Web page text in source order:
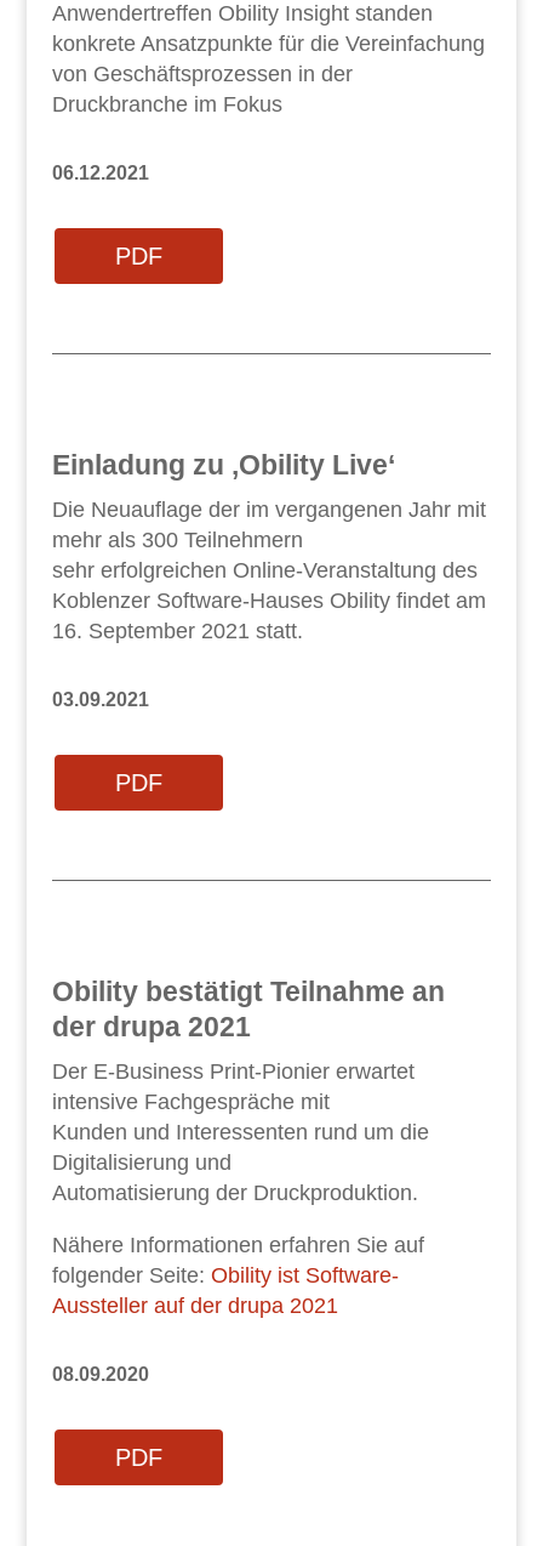
Anwendertreffen Obility Insight standen
konkrete Ansatzpunkte für die Vereinfachung
von Geschäftsprozessen in der
Druckbranche im Fokus
06.12.2021
PDF
Einladung zu ‚Obility Live‘
Die Neuauflage der im vergangenen Jahr mit
mehr als 300 Teilnehmern
sehr erfolgreichen Online-Veranstaltung des
Koblenzer Software-Hauses Obility findet am
16. September 2021 statt.
03.09.2021
PDF
Obility bestätigt Teilnahme an
der drupa 2021
Der E-Business Print-Pionier erwartet
intensive Fachgespräche mit
Kunden und Interessenten rund um die
Digitalisierung und
Automatisierung der Druckproduktion.
Nähere Informationen erfahren Sie auf
folgender Seite: Obility ist Software-
Aussteller auf der drupa 2021
08.09.2020
PDF